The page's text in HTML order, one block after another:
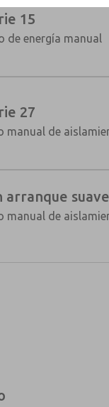
15
energía manual
27
de
de
×